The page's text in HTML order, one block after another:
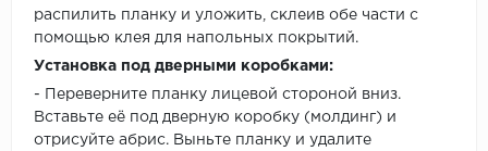
распилить планку и уложить, склеив обе части с
помощью клея для напольных покрытий.
Установка под дверными коробками:
- Переверните планку лицевой стороной вниз.
Вставьте её под дверную коробку (молдинг) и
отрисуйте абрис. Выньте планку и удалите